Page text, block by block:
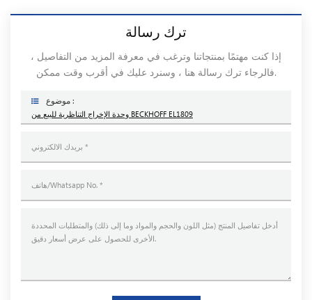
ترك رسالة
إذا كنت مهتمًا بمنتجاتنا وترغب في معرفة المزيد من التفاصيل ،
فالرجاء ترك رسالة هنا ، وسنرد عليك في أقرب وقت ممكن.
موضوع :
وحدة الإخراج التناظرية للبيع من BECKHOFF EL1809